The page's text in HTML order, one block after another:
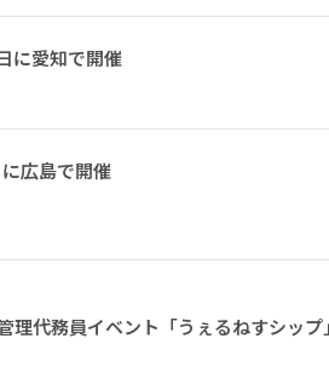
に愛知で開催
広島で開催
代務員イベント「うぇるねすシップ